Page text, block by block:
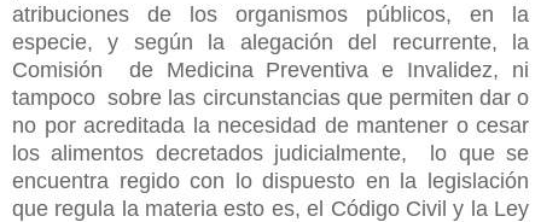
atribuciones de los organismos públicos, en la
especie, y según la alegación del recurrente, la
Comisión de Medicina Preventiva e Invalidez, ni
tampoco sobre las circunstancias que permiten dar o
no por acreditada la necesidad de mantener o cesar
los alimentos decretados judicialmente, lo que se
encuentra regido con lo dispuesto en la legislación
que regula la materia esto es, el Código Civil y la Ley